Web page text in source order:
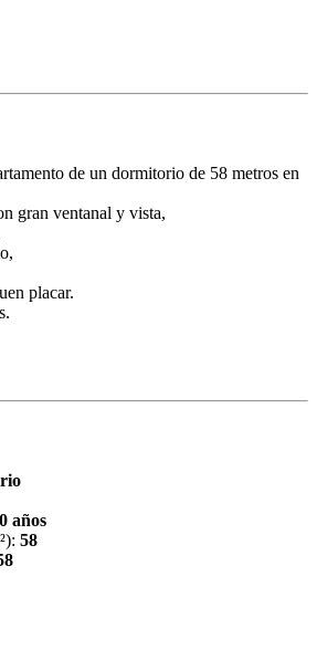
de un dormitorio de 58 metros en
gran ventanal y vista,
placar.
años
58